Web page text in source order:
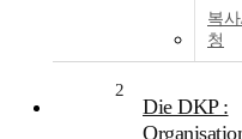
복
청
2
Die DKP :